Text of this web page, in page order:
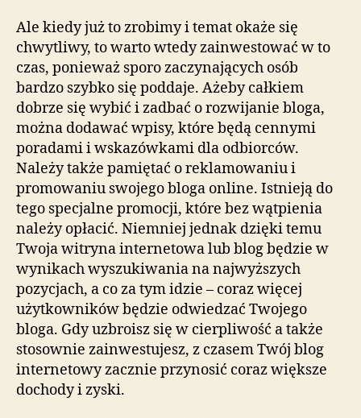
Ale kiedy już to zrobimy i temat okaże się
chwytliwy, to warto wtedy zainwestować w to
czas, ponieważ sporo zaczynających osób
bardzo szybko się poddaje. Ażeby całkiem
dobrze się wybić i zadbać o rozwijanie bloga,
można dodawać wpisy, które będą cennymi
poradami i wskazówkami dla odbiorców.
Należy także pamiętać o reklamowaniu i
promowaniu swojego bloga online. Istnieją do
tego specjalne promocji, które bez wątpienia
należy opłacić. Niemniej jednak dzięki temu
Twoja witryna internetowa lub blog będzie w
wynikach wyszukiwania na najwyższych
pozycjach, a co za tym idzie – coraz więcej
użytkowników będzie odwiedzać Twojego
bloga. Gdy uzbroisz się w cierpliwość a także
stosownie zainwestujesz, z czasem Twój blog
internetowy zacznie przynosić coraz większe
dochody i zyski.